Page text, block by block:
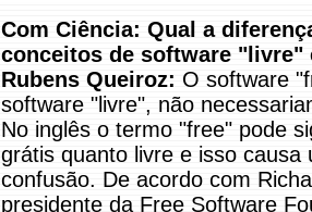
Com Ciência: Qual a
conceitos de software "livre"
Rubens Queiroz: O software
software "livre", não
No inglês o termo "free" pode
grátis quanto livre e isso causa
confusão. De acordo com
presidente da Free Software